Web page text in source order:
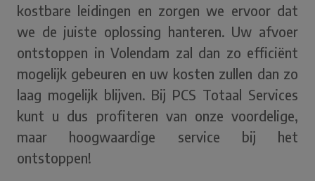
kostbare leidingen en zorgen we ervoor dat
we de juiste oplossing hanteren. Uw afvoer
ontstoppen in Volendam zal dan zo efficiënt
mogelijk gebeuren en uw kosten zullen dan zo
laag mogelijk blijven. Bij PCS Totaal Services
kunt u dus profiteren van onze voordelige,
maar hoogwaardige service bij het
ontstoppen!